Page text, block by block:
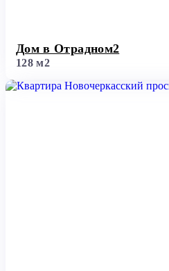
Дом в Отрадном2
128 м2